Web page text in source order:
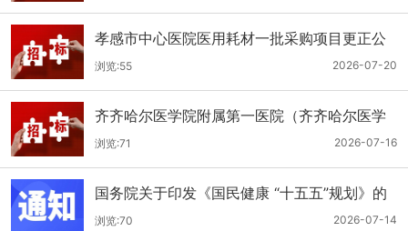
孝感市中心医院医用耗材一批采购项目更正公
告
2026-07-20
浏览:55
齐齐哈尔医学院附属第一医院（齐齐哈尔医学
院第一临床医学院）口腔科医用耗材招标公告
2026-07-16
浏览:71
国务院关于印发《国民健康 “十五五”规划》的
通知
2026-07-14
浏览:70